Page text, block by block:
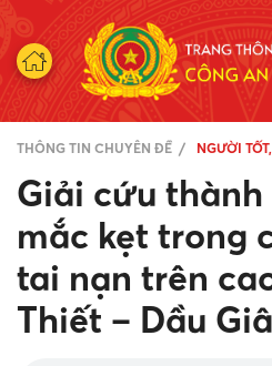
THÔNG TIN CHUYÊN ĐỀ NGƯỜI
Giải cứu
mắc kẹt trong
tai nạn trên
Thiết – Dầu